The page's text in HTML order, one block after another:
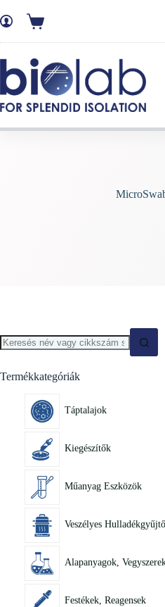
Termékkategóriák
Táptalajok
Kiegészítők
Műanyag Eszközök
Veszélyes
Alapanyagok,
Festékek, Reagensek